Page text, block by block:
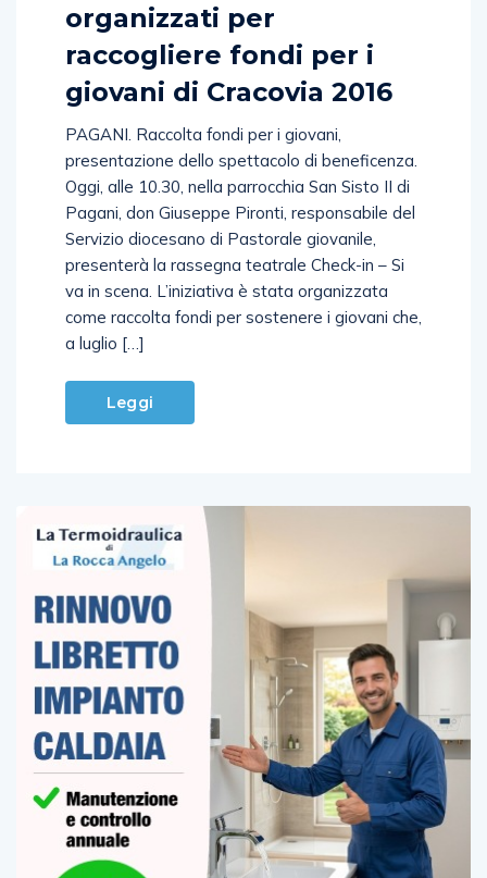
organizzati per
raccogliere fondi per i
giovani di Cracovia 2016
PAGANI. Raccolta fondi per i giovani,
presentazione dello spettacolo di beneficenza.
Oggi, alle 10.30, nella parrocchia San Sisto II di
Pagani, don Giuseppe Pironti, responsabile del
Servizio diocesano di Pastorale giovanile,
presenterà la rassegna teatrale Check-in – Si
va in scena. L’iniziativa è stata organizzata
come raccolta fondi per sostenere i giovani che,
a luglio […]
Leggi